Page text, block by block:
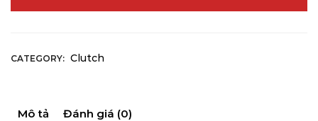
CATEGORY: Clutch
Mô tả Đánh giá (0)